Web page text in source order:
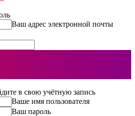
Ваш адрес электронной почты
в свою учётную запись
Ваше имя пользователя
Ваш пароль